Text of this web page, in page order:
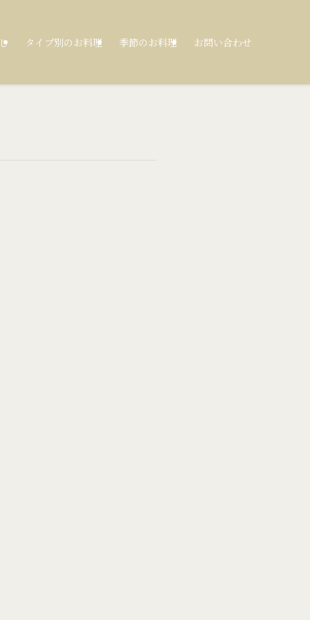
タイプ別のお料理 季節のお料理 お問い合わせ